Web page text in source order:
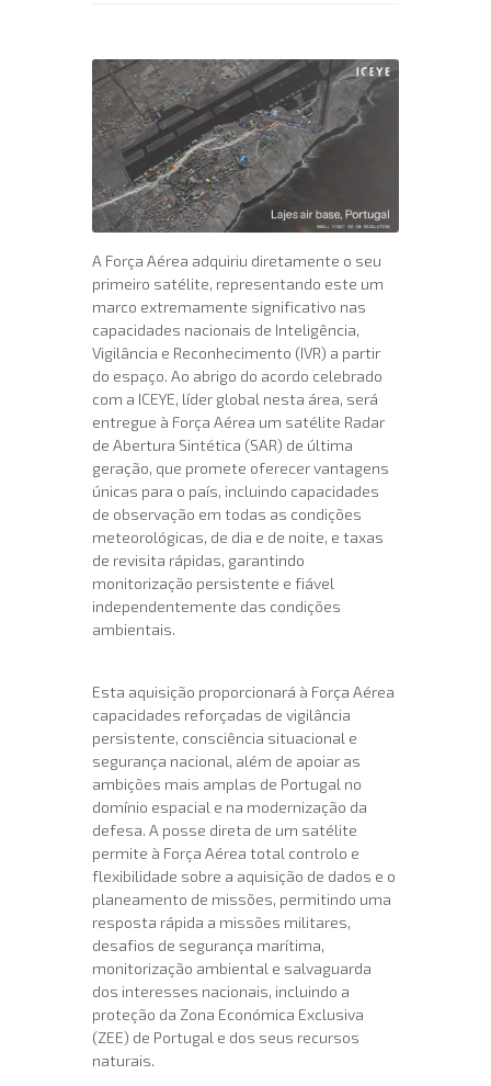
A Força Aérea adquiriu diretamente o seu
primeiro satélite, representando este um
marco extremamente significativo nas
capacidades nacionais de Inteligência,
Vigilância e Reconhecimento (IVR) a partir
do espaço. Ao abrigo do acordo celebrado
com a ICEYE, líder global nesta área, será
entregue à Força Aérea um satélite Radar
de Abertura Sintética (SAR) de última
geração, que promete oferecer vantagens
únicas para o país, incluindo capacidades
de observação em todas as condições
meteorológicas, de dia e de noite, e taxas
de revisita rápidas, garantindo
monitorização persistente e fiável
independentemente das condições
ambientais.
Esta aquisição proporcionará à Força Aérea
capacidades reforçadas de vigilância
persistente, consciência situacional e
segurança nacional, além de apoiar as
ambições mais amplas de Portugal no
domínio espacial e na modernização da
defesa. A posse direta de um satélite
permite à Força Aérea total controlo e
flexibilidade sobre a aquisição de dados e o
planeamento de missões, permitindo uma
resposta rápida a missões militares,
desafios de segurança marítima,
monitorização ambiental e salvaguarda
dos interesses nacionais, incluindo a
proteção da Zona Económica Exclusiva
(ZEE) de Portugal e dos seus recursos
naturais.